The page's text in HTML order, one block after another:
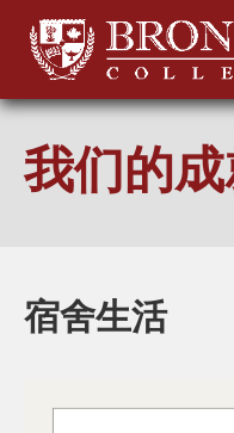
我们的
宿舍生活